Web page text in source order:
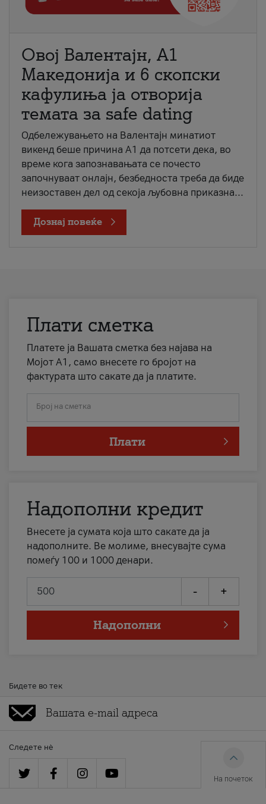
Овој Валентајн, A1
Македонија и 6 скопски
кафулиња ја отворија
темата за safe dating
Одбележувањето на Валентајн минатиот
викенд беше причина А1 да потсети дека, во
време кога запознавањата се почесто
започнуваат онлајн, безбедноста треба да биде
неизоставен дел од секоја љубовна приказна...
Дознај повеќе
Плати сметка
Платете ја Вашата сметка без најава на
Мојот А1, само внесете го бројот на
фактурата што сакате да ја платите.
Број на сметка
Плати
Надополни кредит
Внесете ја сумата која што сакате да ја
надополните. Ве молиме, внесувајте сума
помеѓу 100 и 1000 денари.
- +
Надополни
Бидете во тек
Следете нè
На почеток